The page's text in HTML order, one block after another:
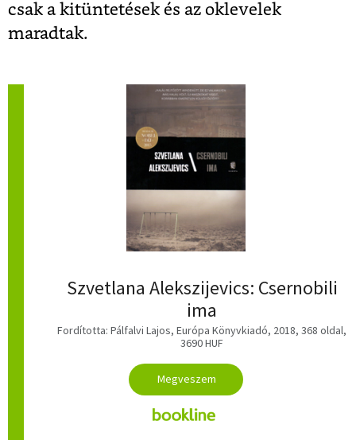
csak a kitüntetések és az oklevelek
maradtak.
Szvetlana Alekszijevics: Csernobili
ima
Fordította: Pálfalvi Lajos, Európa Könyvkiadó, 2018, 368 oldal,
3690 HUF